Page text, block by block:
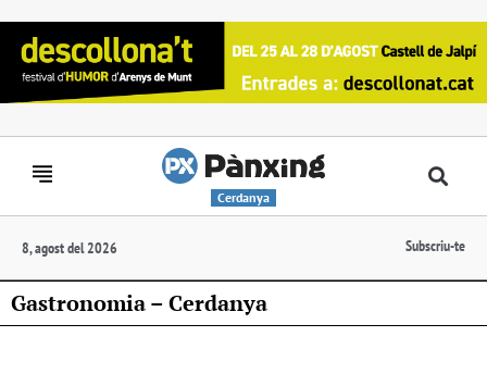
Cerdanya
8, agost del 2026 Subscriu-te
Gastronomia – Cerdanya